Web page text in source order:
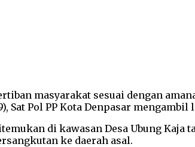
masyarakat sesuai dengan
Sat Pol PP Kota Denpasar mengambil
di kawasan Desa Ubung
ke daerah asal.